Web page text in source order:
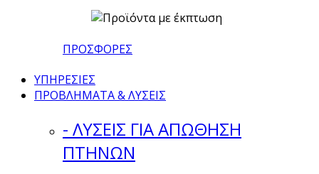
ΠΡΟΣΦΟΡΕΣ
ΥΠΗΡΕΣΙΕΣ
ΠΡΟΒΛΗΜΑΤΑ & ΛΥΣΕΙΣ
- ΛΥΣΕΙΣ ΓΙΑ ΑΠΩΘΗΣΗ
ΠΤΗΝΩΝ